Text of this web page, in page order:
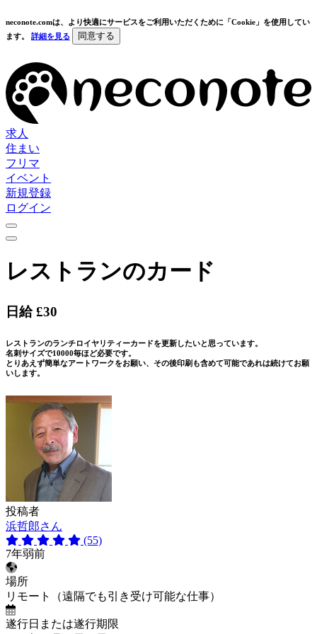
neconote.comは、より快適にサービスをご利用いただくために「Cookie」を使用してい
ます。 詳細を見る 同意する
求人
住まい
フリマ
イベント
新規登録
ログイン
レストランのカード
日給 £30
レストランのランチロイヤリティーカードを更新したいと思っています。
名刺サイズで10000毎ほど必要です。
とりあえず簡単なアートワークをお願い、その後印刷も含めて可能であれは続けてお願
いします。
投稿者
浜哲郎さん
(55)
7年弱前
場所
リモート（遠隔でも引き受け可能な仕事）
遂行日または遂行期限